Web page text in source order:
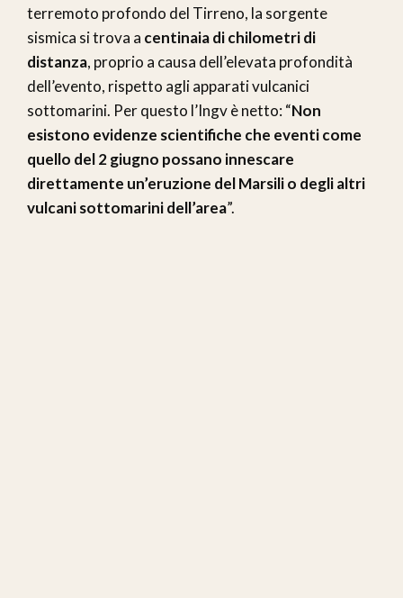
terremoto profondo del Tirreno, la sorgente
sismica si trova a centinaia di chilometri di
distanza, proprio a causa dell’elevata profondità
dell’evento, rispetto agli apparati vulcanici
sottomarini. Per questo l’Ingv è netto: “Non
esistono evidenze scientifiche che eventi come
quello del 2 giugno possano innescare
direttamente un’eruzione del Marsili o degli altri
vulcani sottomarini dell’area”.